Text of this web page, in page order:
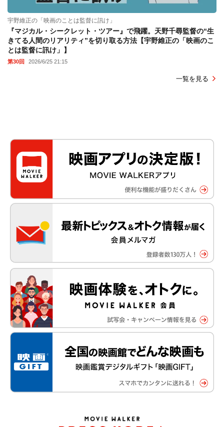
宇野維正の「映画のことは監督に訊け」
『マジカル・シークレット・ツアー』で飛躍。天野千尋監督の“生
きてる人間のリアリティ”を切り取る方法【宇野維正の「映画のこ
とは監督に訊け」】
第30回 2026/6/25 21:15
一覧を見る